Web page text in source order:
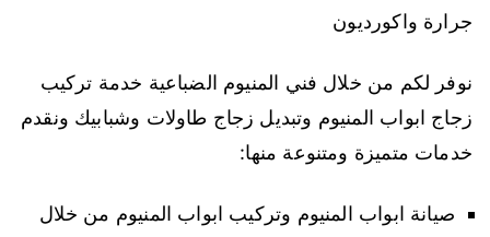
جرارة واكورديون
نوفر لكم من خلال فني المنيوم الضباعية خدمة تركيب
زجاج ابواب المنيوم وتبديل زجاج طاولات وشبابيك ونقدم
خدمات متميزة ومتنوعة منها:
صيانة ابواب المنيوم وتركيب ابواب المنيوم من خلال